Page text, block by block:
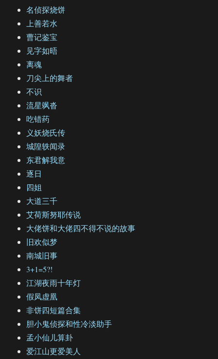
名侦探烧饼
上善若水
曹记鉴宝
见字如晤
离魂
刀尖上的舞者
不识
流星飒沓
吃错药
义妖烧氏传
城隍轶闻录
东君解我意
逐日
四姐
大道三千
艾荷斯努耶传说
大佬饼和大佬四不得不说的故事
旧欢似梦
南城旧事
3+1=5?!
江湖夜雨十年灯
假凤虚凰
非饼四短篇合集
胆小鬼侦探和性冷淡助手
孟小仙儿算卦
爱江山更爱美人